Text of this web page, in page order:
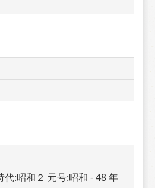
代:昭和２ 元号:昭和 - 48 年